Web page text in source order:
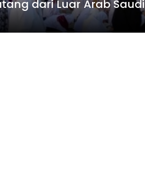
dari Luar Arab Saudi